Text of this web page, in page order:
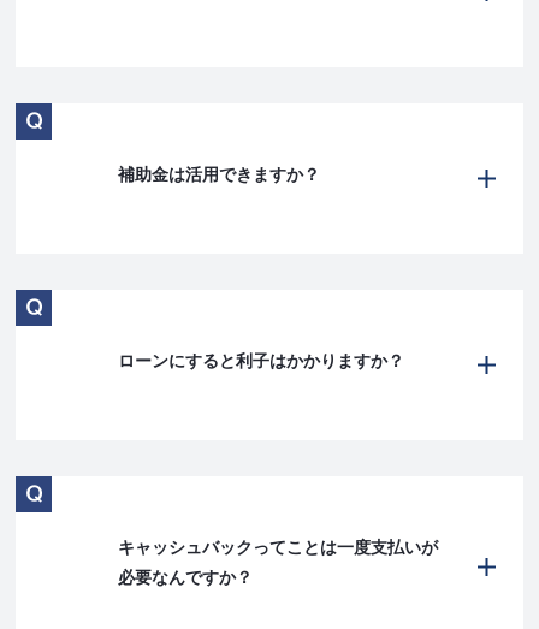
補助金は活用できますか？
ローンにすると利子はかかりますか？
キャッシュバックってことは一度支払いが
必要なんですか？